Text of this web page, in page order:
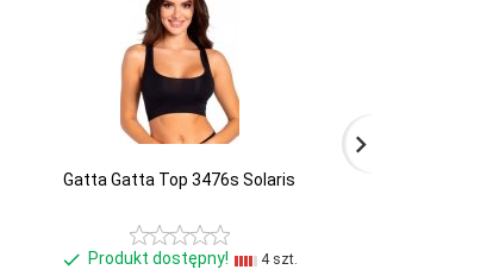
Gatta Gatta Top 3476s Solaris
Produkt dostępny! 4 szt.